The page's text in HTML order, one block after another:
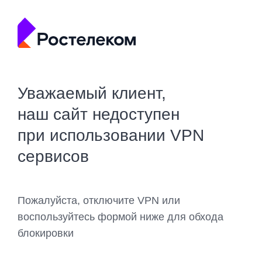
Уважаемый клиент,
наш сайт недоступен
при использовании VPN
сервисов
Пожалуйста, отключите VPN или
воспользуйтесь формой ниже для обхода
блокировки